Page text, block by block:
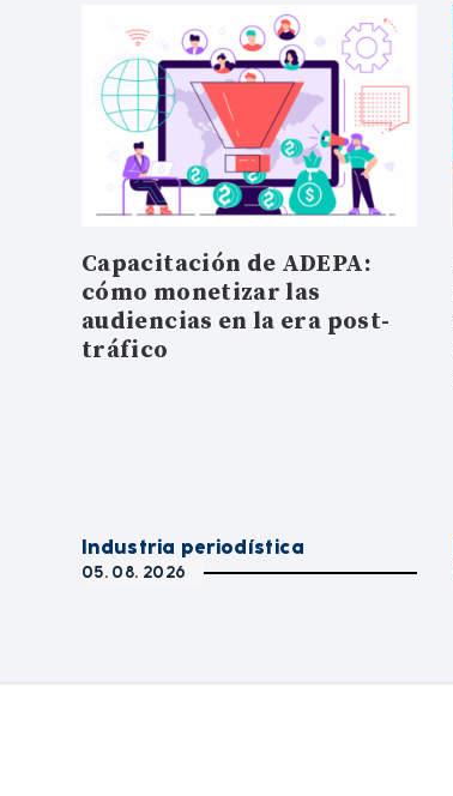
Capacitación de ADEPA:
cómo monetizar las
audiencias en la era post-
tráfico
Industria periodística
05. 08. 2026